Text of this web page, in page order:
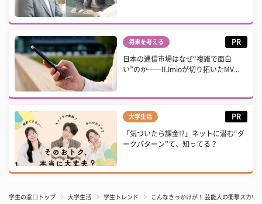
将来を考える PR
日本の通信市場はなぜ“複雑で面白
い”のか──IIJmioが切り拓いたMV...
大学生活 PR
「気づいたら課金!?」ネットに潜む“ダ
ークパターン”て、知ってる？
学生の窓口トップ 大学生活 学生トレンド こんなきっかけが！ 芸能人の衝撃スカ